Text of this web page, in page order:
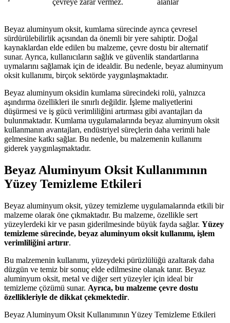
Beyaz aluminyum oksit, kumlama sürecinde ayrıca çevresel
sürdürülebilirlik açısından da önemli bir yere sahiptir. Doğal
kaynaklardan elde edilen bu malzeme, çevre dostu bir alternatif
sunar. Ayrıca, kullanıcıların sağlık ve güvenlik standartlarına
uymalarını sağlamak için de idealdir. Bu nedenle, beyaz aluminyum
oksit kullanımı, birçok sektörde yaygınlaşmaktadır.
Beyaz aluminyum oksidin kumlama sürecindeki rolü, yalnızca
aşındırma özellikleri ile sınırlı değildir. İşleme maliyetlerini
düşürmesi ve iş gücü verimliliğini artırması gibi avantajları da
bulunmaktadır. Kumlama uygulamalarında beyaz aluminyum oksit
kullanmanın avantajları, endüstriyel süreçlerin daha verimli hale
gelmesine katkı sağlar. Bu nedenle, bu malzemenin kullanımı
giderek yaygınlaşmaktadır.
Beyaz Aluminyum Oksit Kullanımının
Yüzey Temizleme Etkileri
Beyaz aluminyum oksit, yüzey temizleme uygulamalarında etkili bir
malzeme olarak öne çıkmaktadır. Bu malzeme, özellikle sert
yüzeylerdeki kir ve pasın giderilmesinde büyük fayda sağlar. Yüzey
temizleme sürecinde, beyaz aluminyum oksit kullanımı, işlem
verimliliğini artırır.
Bu malzemenin kullanımı, yüzeydeki pürüzlülüğü azaltarak daha
düzgün ve temiz bir sonuç elde edilmesine olanak tanır. Beyaz
aluminyum oksit, metal ve diğer sert yüzeyler için ideal bir
temizleme çözümü sunar. Ayrıca, bu malzeme çevre dostu
özellikleriyle de dikkat çekmektedir.
Beyaz Aluminyum Oksit Kullanımının Yüzey Temizleme Etkileri